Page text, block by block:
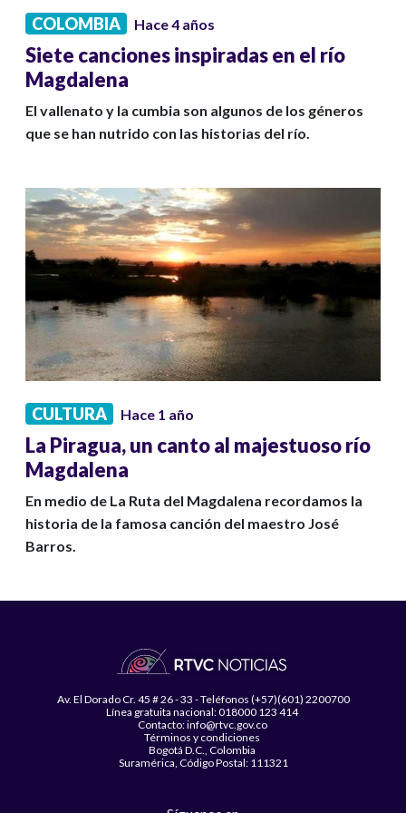
COLOMBIA Hace 4 años
Siete canciones inspiradas en el río
Magdalena
El vallenato y la cumbia son algunos de los géneros
que se han nutrido con las historias del río.
CULTURA Hace 1 año
La Piragua, un canto al majestuoso río
Magdalena
En medio de La Ruta del Magdalena recordamos la
historia de la famosa canción del maestro José
Barros.
Av. El Dorado Cr. 45 # 26 - 33 - Teléfonos (+57)(601) 2200700
Línea gratuita nacional: 018000 123 414
Contacto: info@rtvc.gov.co
Términos y condiciones
Bogotá D.C., Colombia
Suramérica, Código Postal: 111321